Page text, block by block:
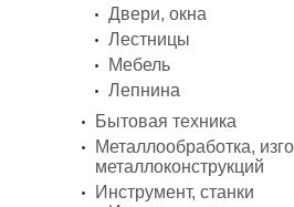
Двери, окна
Лестницы
Мебель
Лепнина
Бытовая техника
Металлообработка,
металлоконструкций
Инструмент, станки